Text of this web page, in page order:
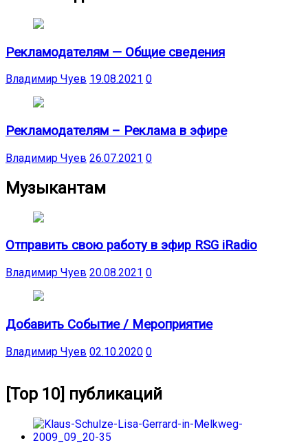
Рекламодателям — Общие сведения
Владимир Чуев 19.08.2021 0
Рекламодателям – Реклама в эфире
Владимир Чуев 26.07.2021 0
Музыкантам
Отправить свою работу в эфир RSG iRadio
Владимир Чуев 20.08.2021 0
Добавить Событие / Мероприятие
Владимир Чуев 02.10.2020 0
[Top 10] публикаций